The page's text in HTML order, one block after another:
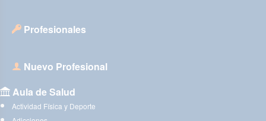
Profesionales
Nuevo Profesional
Aula de Salud
Actividad Física y Deporte